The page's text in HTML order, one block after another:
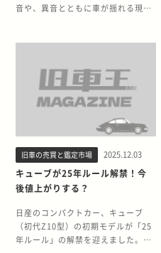
ず、力まかせにドアノブを引いた結
ありません。 クルマのドアノブ修理
かったときに気になるのは、「修理
にいくらかかるのか」という費用面
でしょう。修理費用は、傷の深さや
破損の程度、そして依頼する業者に
よって大きく変動します。ここで
は、症状別に見た修理費用の相場を
解説します。 傷のみの場合の修理費
用目安 ドアノブの表面についた傷の
修理費用は、傷の深さによって決ま
る傾向があります。爪で引っかいた
ドと呼ばれる研磨剤で磨くことで目
立たなくできます。この作業を業者
に依頼した場合には、5,000円～1万
人気があります。どちらのタイプで
要な部品です。 ミッション故障の主
ミッションは多くの場合、不具合が
発生する前に何らかのサインを発し
ます。もし1つでも愛車の挙動に心
当たりがある場合は、重大なトラブ
ルに発展する前に、専門家による点
検を検討しましょう。 エンジンチェ
ックランプが点灯する エンジンチェ
ックランプの点灯は、ミッションに
異常が発生している可能性を示すサ
インの1つです。クルマに搭載され
ル・ユニット）は、エンジンだけで
なくミッションの電子制御も監視し
ており、異常な数値や不具合を検知
などについて詳しく解説します。
きにできること ・スマートキーが反
ートキーが壊れないための予防策 ス
マートキー（リモコンキー）が壊れ
たときにできること リモコンキーの
は、ドアに鍵を差し込むことで開け
閉めができます。 一方、スマートキ
ーについても、本体に不具合が生じ
たときでもドアの解錠・施錠やエン
ジンの始動ができるよう設計されて
います。 以下では、スマートキーが
反応しなくなったときの対処方法に
ついて詳しく解説します。 メカニカ
ルキーを使う スマートキーの本体に
音や、異音とともに車が揺れる現象
危険性があります。 本記事では、25
年以上にわたり旧車・クラシックカ
ーを15,000台以上買い取ってきた旧
車王が、ノッキングの基本的な知識
からご自身でできる改善策、専門家
しく解説します。 【この記事でわか
ること】 ・ノッキングの症状と原因
・ノッキングの予防・改善方法 ・ノ
のノッキングとは？ ノッキングと
は、エンジンの燃焼室内で、ガソリ
ンと空気の混合気が「意図しないタ
旧車の売買と鑑定市場 2025.12.03
キューブが25年ルール解禁！今
後値上がりする？
日産のコンパクトカー、キューブ
（初代Z10型）の初期モデルが「25
年ルール」の解禁を迎えました。初